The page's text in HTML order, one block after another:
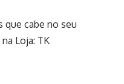
que cabe no seu
Loja: TK